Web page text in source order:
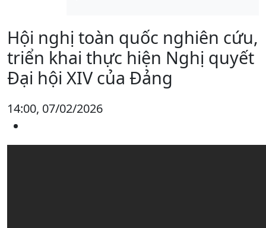
Hội nghị toàn quốc nghiên cứu,
triển khai thực hiện Nghị quyết
Đại hội XIV của Đảng
14:00, 07/02/2026